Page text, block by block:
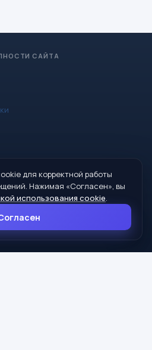
САЙТА
Администрации МО
г. Сухой Лог, ул. Кирова, дом 7
для корректной работы
Нажимая «Согласен», вы
использования cookie.